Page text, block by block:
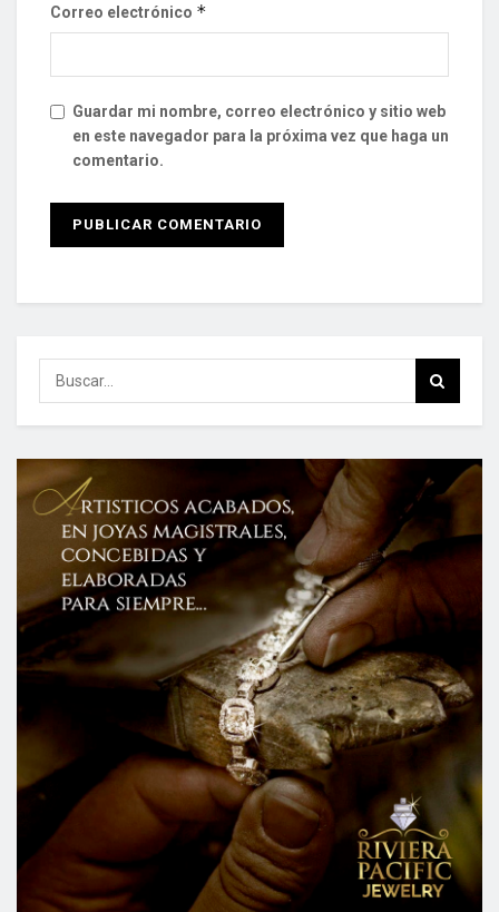
Correo electrónico *
Guardar mi nombre, correo electrónico y sitio web
en este navegador para la próxima vez que haga un
comentario.